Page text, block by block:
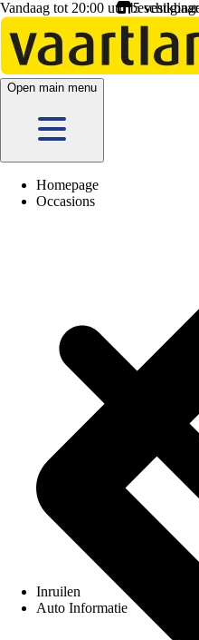
Vandaag tot 20:00 uur beschikbaar
Open main menu
Homepage
Occasions
Inruilen
Auto Informatie